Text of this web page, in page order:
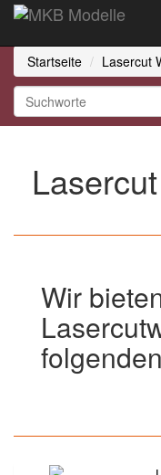
Startseite
Lasercut
Wir